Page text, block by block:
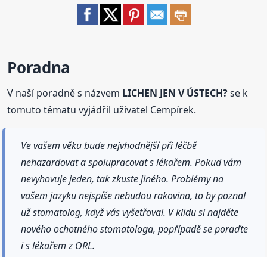
Poradna
V naší poradně s názvem LICHEN JEN V ÚSTECH?se k
tomuto tématu vyjádřil uživatel Cempírek.
Ve vašem věku bude nejvhodnější při léčbě
nehazardovat a spolupracovat s lékařem. Pokud vám
nevyhovuje jeden, tak zkuste jiného. Problémy na
vašem jazyku nejspíše nebudou rakovina, to by poznal
už stomatolog, když vás vyšetřoval. V klidu si najděte
nového ochotného stomatologa, popřípadě se poraďte
i s lékařem z ORL.